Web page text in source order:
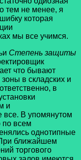
тем не менее, я
которая
мы все учимся.
Степень защиты
что бывают
в складских и
в
и
все. В упомянутом
по всем
однотипные
ближайшем
торгового